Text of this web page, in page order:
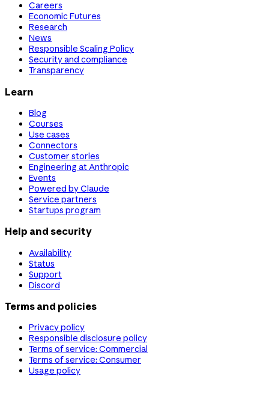
Careers
Economic Futures
Research
News
Responsible Scaling Policy
Security and compliance
Transparency
Learn
Blog
Courses
Use cases
Connectors
Customer stories
Engineering at Anthropic
Events
Powered by Claude
Service partners
Startups program
Help and security
Availability
Status
Support
Discord
Terms and policies
Privacy policy
Responsible disclosure policy
Terms of service: Commercial
Terms of service: Consumer
Usage policy